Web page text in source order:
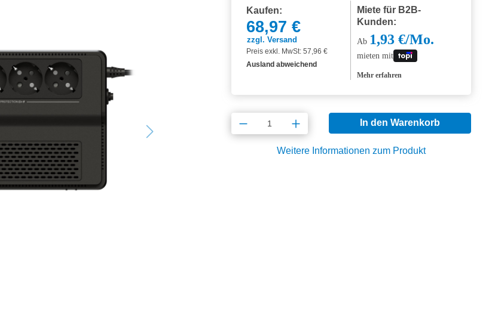
Kaufen:
68,97 €
zzgl. Versand
Preis exkl. MwSt: 57,96 €
Ausland abweichend
Miete für B2B-
Kunden:
Ab 1,93 €/Mo.
mieten mit
Mehr erfahren
Produkt Anzahl: Gib den gewünschten
In den Warenkorb
Weitere Informationen zum Produkt